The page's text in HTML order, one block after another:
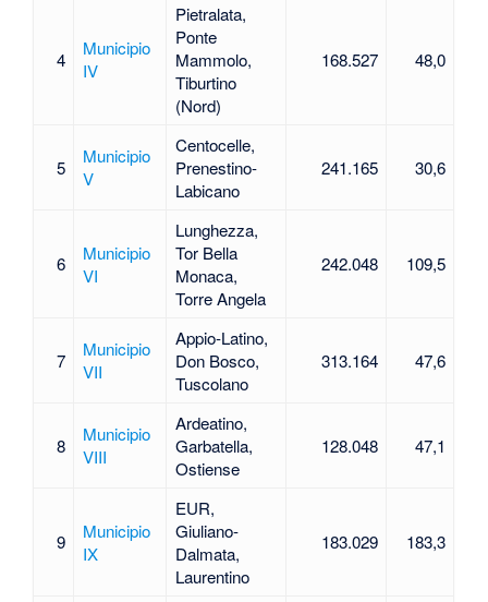
4
Municipio
IV
Pietralata,
Ponte
Mammolo,
Tiburtino
(Nord)
168.527 48,0
5
Municipio
V
Centocelle,
Prenestino-
Labicano
241.165 30,6
6
Municipio
VI
Lunghezza,
Tor Bella
Monaca,
Torre Angela
242.048 109,5
7
Municipio
VII
Appio-Latino,
Don Bosco,
Tuscolano
313.164 47,6
8
Municipio
VIII
Ardeatino,
Garbatella,
Ostiense
128.048 47,1
9
Municipio
IX
EUR,
Giuliano-
Dalmata,
Laurentino
183.029 183,3